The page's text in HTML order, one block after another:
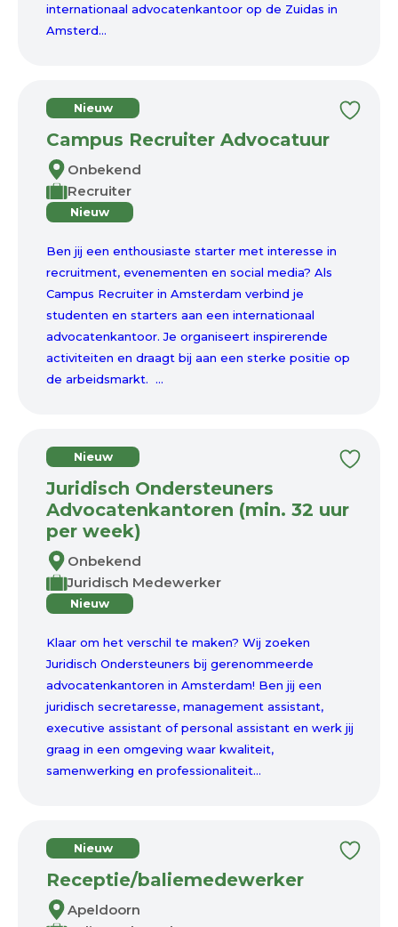
internationaal advocatenkantoor op de Zuidas in
Amsterd...
Nieuw
Campus Recruiter Advocatuur
Onbekend
Recruiter
Nieuw
Ben jij een enthousiaste starter met interesse in
recruitment, evenementen en social media? Als
Campus Recruiter in Amsterdam verbind je
studenten en starters aan een internationaal
advocatenkantoor. Je organiseert inspirerende
activiteiten en draagt bij aan een sterke positie op
de arbeidsmarkt. ...
Nieuw
Juridisch Ondersteuners
Advocatenkantoren (min. 32 uur
per week)
Onbekend
Juridisch Medewerker
Nieuw
Klaar om het verschil te maken? Wij zoeken
Juridisch Ondersteuners bij gerenommeerde
advocatenkantoren in Amsterdam! Ben jij een
juridisch secretaresse, management assistant,
executive assistant of personal assistant en werk jij
graag in een omgeving waar kwaliteit,
samenwerking en professionaliteit...
Nieuw
Receptie/baliemedewerker
Apeldoorn